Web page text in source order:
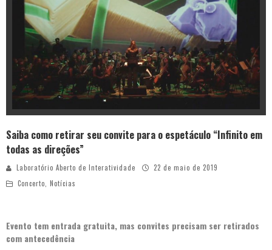
Saiba como retirar seu convite para o espetáculo “Infinito em
todas as direções”
Laboratório Aberto de Interatividade
22 de maio de 2019
Concerto Notícias
Evento tem entrada gratuita, mas convites precisam ser retirados
com antecedência